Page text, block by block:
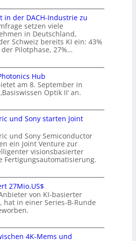
in der DACH-Industrie zu
setzen viele
in Deutschland,
Schweiz bereits KI ein: 43%
Pilotphase, 27%…
Hub
am 8. September in
Optik II‘ an.
und Sony starten Joint
und Sony Semiconductor
ein Joint Venture zur
visionsbasierter
Fertigungsautomatisierung.
27Mio.US$
von KI-basierter
in einer Series-B-Runde
4K-Mems und